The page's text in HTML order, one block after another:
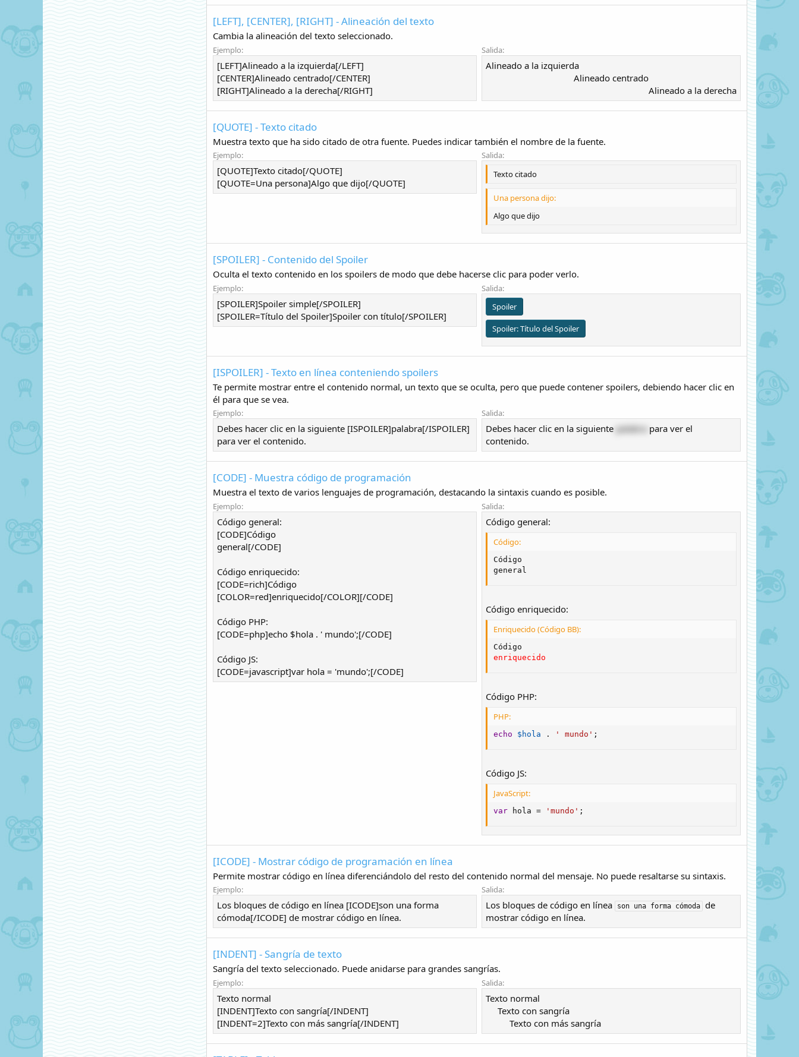
[LEFT], [CENTER], [RIGHT] - Alineación del texto
Cambia la alineación del texto seleccionado.
Ejemplo:
[LEFT]Alineado a la izquierda[/LEFT]
[CENTER]Alineado centrado[/CENTER]
[RIGHT]Alineado a la derecha[/RIGHT]
Salida:
Alineado a la izquierda​
Alineado centrado​
Alineado a la derecha​
[QUOTE] - Texto citado
Muestra texto que ha sido citado de otra fuente. Puedes indicar también el nombre de la fuente.
Ejemplo:
[QUOTE]Texto citado[/QUOTE]
[QUOTE=Una persona]Algo que dijo[/QUOTE]
Salida:
Texto citado
Una persona dijo:
Algo que dijo
[SPOILER] - Contenido del Spoiler
Oculta el texto contenido en los spoilers de modo que debe hacerse clic para poder verlo.
Ejemplo:
[SPOILER]Spoiler simple[/SPOILER]
[SPOILER=Título del Spoiler]Spoiler con título[/SPOILER]
Salida:
Spoiler
Spoiler:Título del Spoiler
[ISPOILER] - Texto en línea conteniendo spoilers
Te permite mostrar entre el contenido normal, un texto que se oculta, pero que puede contener spoilers, debiendo hacer clic en
él para que se vea.
Ejemplo:
Debes hacer clic en la siguiente [ISPOILER]palabra[/ISPOILER]
para ver el contenido.
Salida:
Debes hacer clic en la siguiente palabra
para ver el
contenido.
[CODE] - Muestra código de programación
Muestra el texto de varios lenguajes de programación, destacando la sintaxis cuando es posible.
Ejemplo:
Código general:
[CODE]Código
general[/CODE]
Código enriquecido:
[CODE=rich]Código
[COLOR=red]enriquecido[/COLOR][/CODE]
Código PHP:
[CODE=php]echo $hola . ' mundo';[/CODE]
Código JS:
[CODE=javascript]var hola = 'mundo';[/CODE]
Salida:
Código general:
Código:
Código
general
Código enriquecido:
Enriquecido (Código BB):
enriquecido
Código PHP:
PHP:
echo $hola . ' mundo' ;
Código JS:
JavaScript:
var hola = 'mundo' ;
[ICODE] - Mostrar código de programación en línea
Permite mostrar código en línea diferenciándolo del resto del contenido normal del mensaje. No puede resaltarse su sintaxis.
Ejemplo:
Los bloques de código en línea [ICODE]son una forma
cómoda[/ICODE] de mostrar código en línea.
Salida:
Los bloques de código en línea son una forma cómoda de
mostrar código en línea.
[INDENT] - Sangría de texto
Sangría del texto seleccionado. Puede anidarse para grandes sangrías.
Ejemplo:
Texto normal
[INDENT]Texto con sangría[/INDENT]
[INDENT=2]Texto con más sangría[/INDENT]
Salida:
Texto normal
Texto con sangría​
Texto con más sangría​